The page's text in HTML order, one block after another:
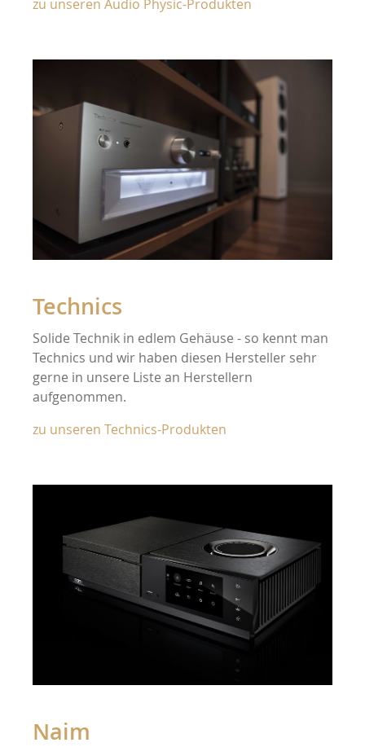
zu unseren Audio Physic-Produkten
Technics
Solide Technik in edlem Gehäuse - so kennt man
Technics und wir haben diesen Hersteller sehr
gerne in unsere Liste an Herstellern
aufgenommen.
zu unseren Technics-Produkten
Naim